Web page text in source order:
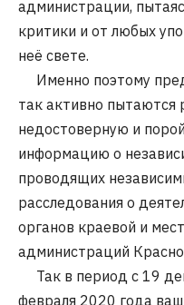
администрации,
критики и от любых
неё свете.
Именно поэтому
так активно пытаются
недостоверную и
информацию о
проводящих
расследования о
органов краевой и
администраций
Так в период с 19
февраля 2020 года